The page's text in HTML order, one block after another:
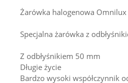
Żarówka halogenowa Omnilux
Specjalna żarówka z
Z odbłyśnikiem 50 mm
Długie życie
Bardzo wysoki współczynnik